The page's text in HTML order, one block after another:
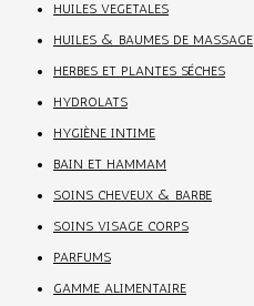
HUILES VEGETALES
HUILES & BAUMES DE MASSAGE
HERBES ET PLANTES SÉCHES
HYDROLATS
HYGIÈNE INTIME
BAIN ET HAMMAM
SOINS CHEVEUX & BARBE
SOINS VISAGE CORPS
PARFUMS
GAMME ALIMENTAIRE